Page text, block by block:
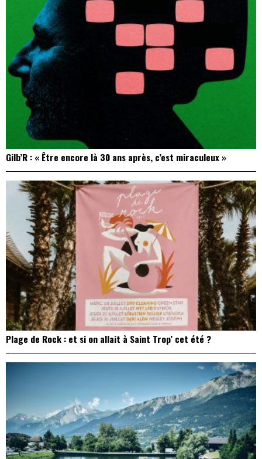
Gilb’R : « Être encore là 30 ans après, c’est miraculeux »
Plage de Rock : et si on allait à Saint Trop’ cet été ?